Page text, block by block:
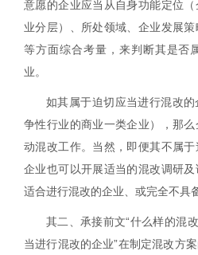
意愿的企业应当从自身功能定位
业分层）、所处领域、企业发展
等方面综合考量，来判断其是否
业。
如其属于迫切应当进行混改
争性行业的商业一类企业），那
动混改工作。当然，即便其不属于
企业也可以开展适当的混改调研
适合进行混改的企业、或完全不具
其二、承接前文“什么样的混
当进行混改的企业”在制定混改方